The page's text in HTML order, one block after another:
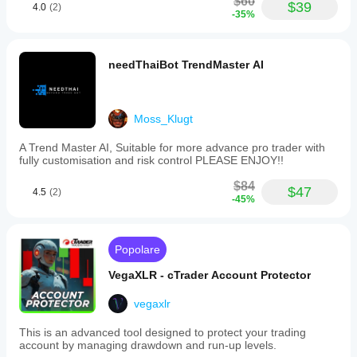
durante la sessione)
Session Bias
3) “Combined Bias” finale (la tua risposta principale)
Scegli come combinare i due motori:
BothAgree (default):
mostra Bullish/Bearish solo
superiore.
SessionOnly: solo il risultato del motore sessione.
Questo è un filtro pratico: se vuoi meno operazioni ma
un allineamento più pulito, usa
1) Intestazione Dashboard (linea superiore)
4.0 (2)
-35% $39
needThaiBot TrendMaster AI
Moss_Klugt
A Trend Master AI, Suitable for more advance pro trader with
fully customisation and risk control PLEASE ENJOY!!
4.5 (2) $84
-45% $47
Popolare
VegaXLR - cTrader Account Protector
vegaxlr
This is an advanced tool designed to protect your trading
account by managing drawdown and run-up levels.